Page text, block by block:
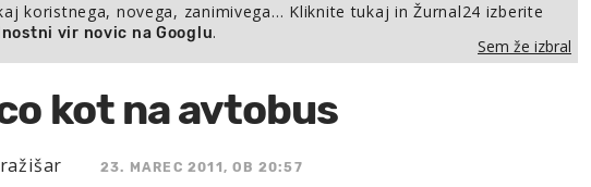
koristnega, novega, zanimivega… Kliknite tukaj in Žurnal24 izberite
vir novic na Googlu.
Sem že izbral
kot na avtobus
23. MAREC 2011, OB 20:57